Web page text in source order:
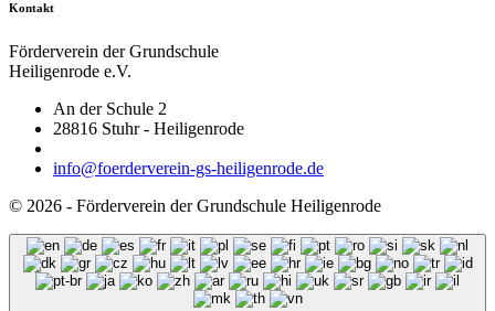
Kontakt
Förderverein der Grundschule
Heiligenrode e.V.
An der Schule 2
28816 Stuhr - Heiligenrode
info@foerderverein-gs-heiligenrode.de
© 2026 - Förderverein der Grundschule Heiligenrode